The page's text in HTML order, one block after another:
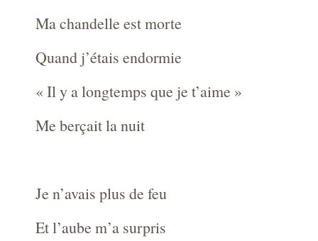
Ma chandelle est morte
Quand j’étais endormie
« Il y a longtemps que je t’aime »
Me berçait la nuit
Je n’avais plus de feu
Et l’aube m’a surpris